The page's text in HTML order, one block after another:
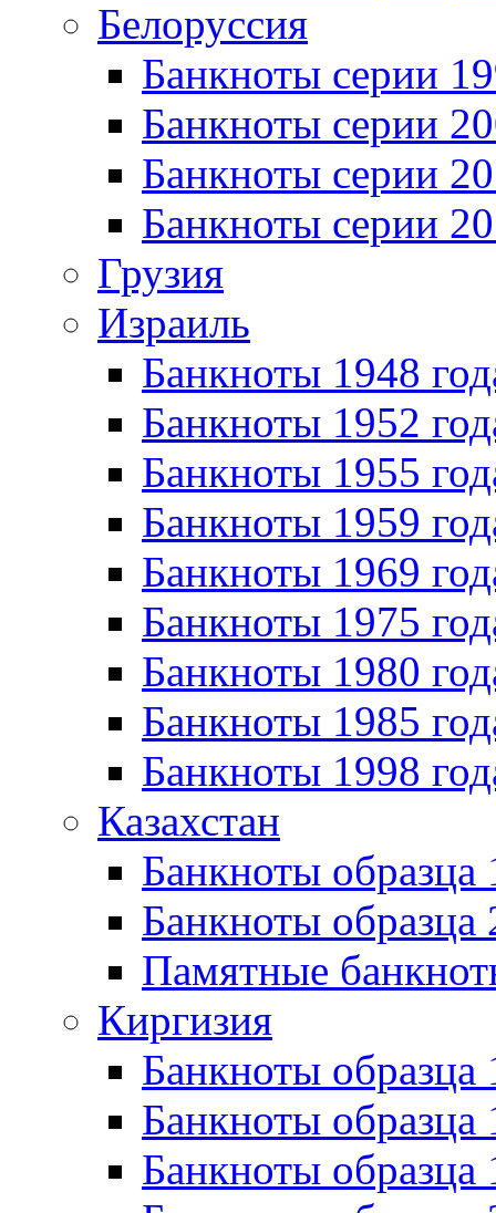
Белоруссия
Банкноты серии
Банкноты серии
Банкноты серии
Банкноты серии
Грузия
Израиль
Банкноты 1948
Банкноты 1952
Банкноты 1955
Банкноты 1959
Банкноты 1969
Банкноты 1975
Банкноты 1980
Банкноты 1985
Банкноты 1998
Казахстан
Банкноты
Банкноты образца
Памятные
Киргизия
Банкноты образца
Банкноты образца
Банкноты